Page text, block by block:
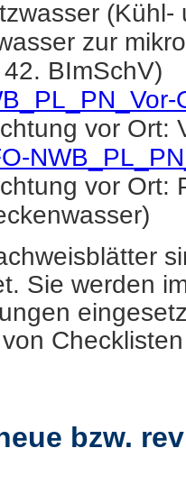
(Kühl-
zur
BImSchV)
vor Ort:
vor Ort:
Sie werden
bzw.